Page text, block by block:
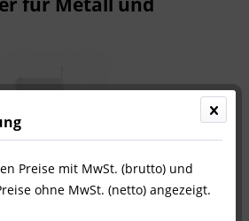
Preise mit MwSt. (brutto) und
ohne MwSt. (netto) angezeigt.